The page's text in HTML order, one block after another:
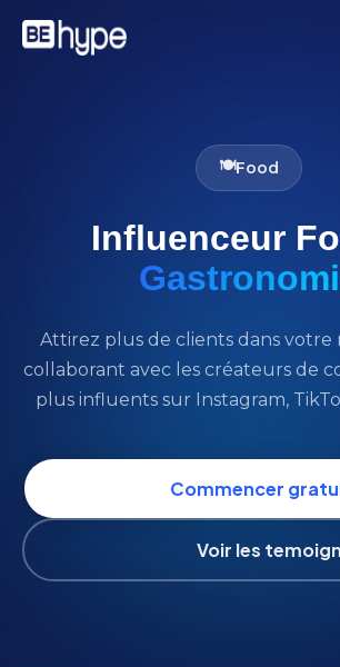
🍽️Food
Influenceur
Attirez plus de clients dans votre
collaborant avec les créateurs de
plus influents sur Instagram,
Commencer
Voir les